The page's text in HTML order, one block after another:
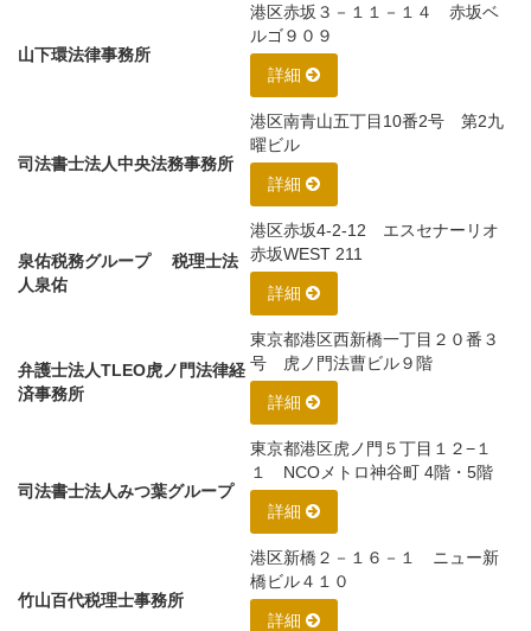
山下環法律事務所
港区赤坂３－１１－１４ 赤坂ベ
ルゴ９０９
詳細
司法書士法人中央法務事務所
港区南青山五丁目10番2号 第2九
曜ビル
詳細
泉佑税務グループ 税理士法
人泉佑
港区赤坂4-2-12 エスセナーリオ
赤坂WEST 211
詳細
弁護士法人TLEO虎ノ門法律経
済事務所
東京都港区西新橋一丁目２０番３
号 虎ノ門法曹ビル９階
詳細
司法書士法人みつ葉グループ
東京都港区虎ノ門５丁目１２−１
１ NCOメトロ神谷町 4階・5階
詳細
竹山百代税理士事務所
港区新橋２－１６－１ ニュー新
橋ビル４１０
詳細